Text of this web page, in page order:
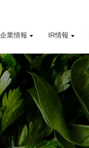
企業情報 IR情報